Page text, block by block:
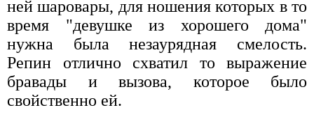
ней шаровары, для ношения которых в то
время "девушке из хорошего дома"
нужна была незаурядная смелость.
Репин отлично схватил то выражение
бравады и вызова, которое было
свойственно ей.